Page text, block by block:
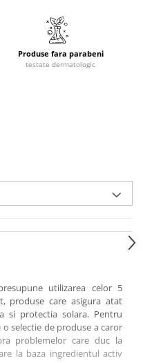
Produse fara parabeni
testate dermatologic
utilizarea celor 5
produse care asigura atat
si protectia solara. Pentru
selectie de produse a caror
problemelor care duc la
la baza ingredientul activ